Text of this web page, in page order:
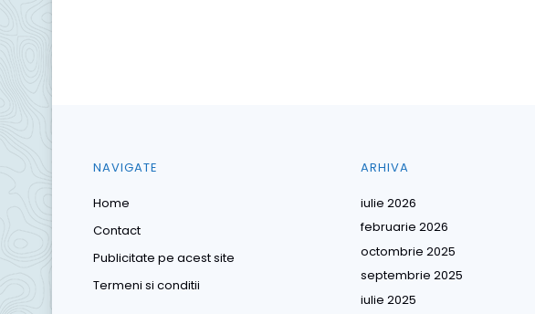
NAVIGATE
Home
Contact
Publicitate pe acest site
Termeni si conditii
ARHIVA
iulie 2026
februarie 2026
octombrie 2025
septembrie 2025
iulie 2025